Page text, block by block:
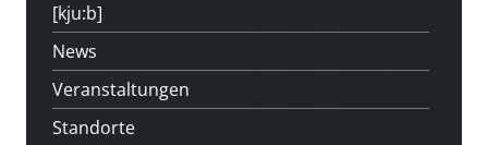
[kju:b]
News
Veranstaltungen
Standorte